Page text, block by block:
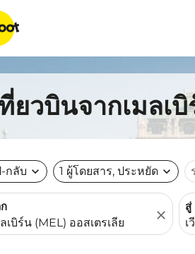
ที่ยวบินจากเมลเ
กลับ expand_more 1 ผู้โดยสาร, ประหยัด expand_more
close
สู่